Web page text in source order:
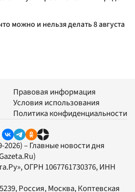
можно и нельзя делать 8 августа
Правовая информация
Условия использования
Политика конфиденциальности
2026) – Главные новости дня
, ОГРН 1067761730376, ИНН
Россия, Москва, Коптевская